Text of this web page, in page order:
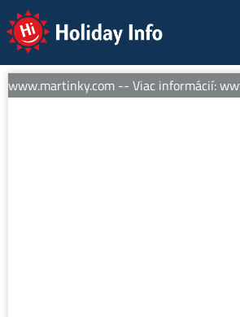
Holiday Info
-- Viac informácií: